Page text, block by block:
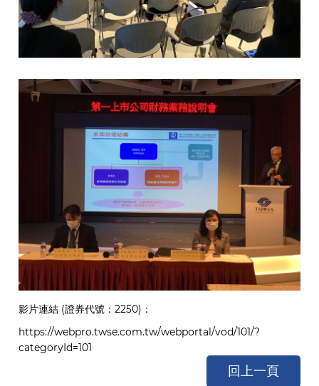
影片連結 (證券代號：2250)：
https://webpro.twse.com.tw/webportal/vod/101/?
categoryId=101
回上一頁